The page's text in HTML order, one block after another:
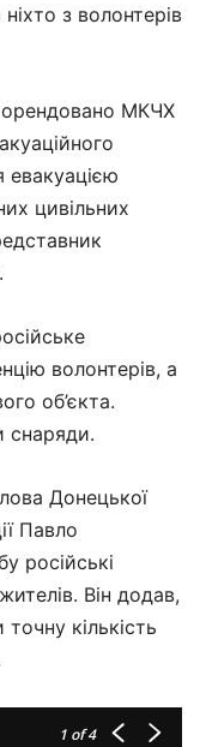
з волонтерів
орендовано МКЧХ
евакуацією
цивільних
волонтерів, а
об’єкта.
снаряди.
Донецької
Павло
російські
Він додав,
кількість
1 of 4